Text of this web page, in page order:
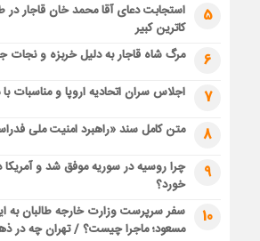
5
استجابت دعای آقا محمد خان قاجار
کاترین کبیر
6 مرگ شاه قاجار به دلیل خربزه و نجات
7 اجلاس سران اتحادیه اروپا و مناسبات
8 متن کامل سند «راهبرد امنیت ملی
9
چرا روسیه در سوریه موفق شد و
خورد؟
10
سفر سرپرست وزارت خارجه طالبان به
مسعود؛ ماجرا چیست؟ / تهران چه در